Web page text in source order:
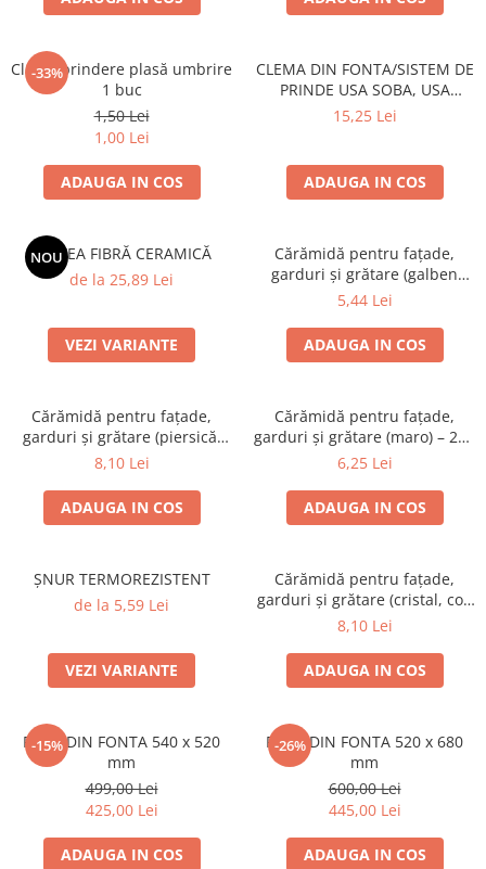
-33%
Clemă prindere plasă umbrire
1 buc
1,50 Lei
1,00 Lei
ADAUGA IN COS
CLEMA DIN FONTA/SISTEM DE
PRINDE USA SOBA, USA
SEMINEU
15,25 Lei
ADAUGA IN COS
NOU
SALTEA FIBRĂ CERAMICĂ
de la 25,89 Lei
VEZI VARIANTE
Cărămidă pentru fațade,
garduri și grătare (galben
corsica) – 250 × 120 × 65 mm
5,44 Lei
ADAUGA IN COS
Cărămidă pentru fațade,
garduri și grătare (piersică,
colț rotunjit) – 250 × 120 × 65
8,10 Lei
ADAUGA IN COS
Cărămidă pentru fațade,
garduri și grătare (maro) – 250
× 120 × 65 mm
6,25 Lei
ADAUGA IN COS
ȘNUR TERMOREZISTENT
de la 5,59 Lei
VEZI VARIANTE
Cărămidă pentru fațade,
garduri și grătare (cristal, colț
rotunjit) – 250 × 120 × 65 mm
8,10 Lei
ADAUGA IN COS
-15%
PLITA DIN FONTA 540 x 520
mm
499,00 Lei
425,00 Lei
ADAUGA IN COS
-26%
PLITA DIN FONTA 520 x 680
mm
600,00 Lei
445,00 Lei
ADAUGA IN COS